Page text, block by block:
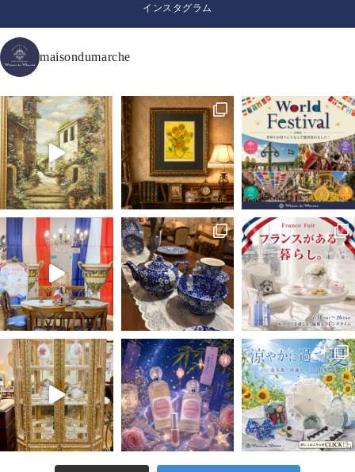
インスタグラム
maisondumarche